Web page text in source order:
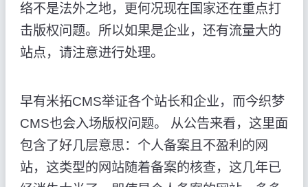
络不是法外之地，更何况现在国家还在重点打
击版权问题。所以如果是企业，还有流量大的
站点，请注意进行处理。
早有米拓CMS举证各个站长和企业，而今织梦
CMS也会入场版权问题。 从公告来看，这里面
包含了好几层意思：个人备案且不盈利的网
站，这类型的网站随着备案的核查，这几年已